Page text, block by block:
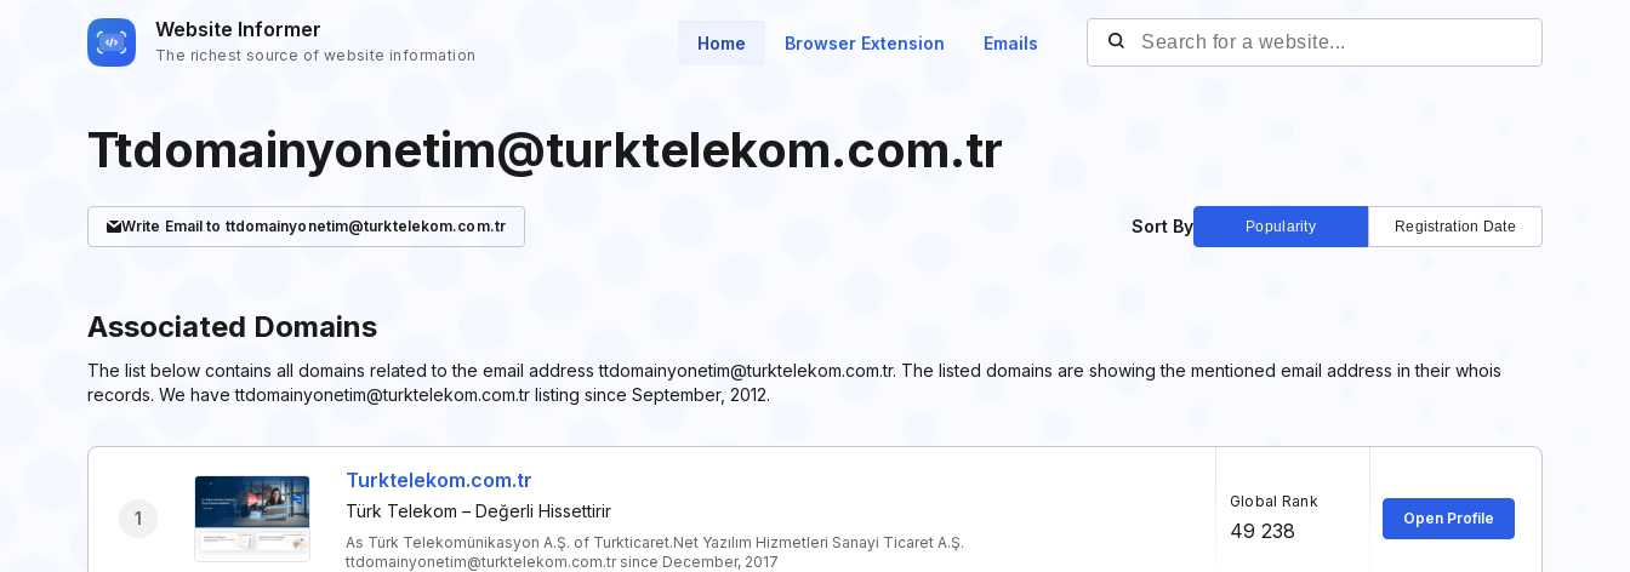
Website Informer
The richest source of website information
Home Browser Extension Emails
Ttdomainyonetim@turktelekom.com.tr
Write Email to ttdomainyonetim@turktelekom.com.tr Sort By Popularity Registration Date
Associated Domains
The list below contains all domains related to the email address ttdomainyonetim@turktelekom.com.tr. The listed domains are showing the mentioned email address in their whois
records. We have ttdomainyonetim@turktelekom.com.tr listing since September, 2012.
1
Turktelekom.com.tr
Türk Telekom – Değerli Hissettirir
As Türk Telekomünikasyon A.Ş. of Turkticaret.Net Yazılım Hizmetleri Sanayi Ticaret A.Ş.
ttdomainyonetim@turktelekom.com.tr since December, 2017
Global Rank
49 238
Open Profile